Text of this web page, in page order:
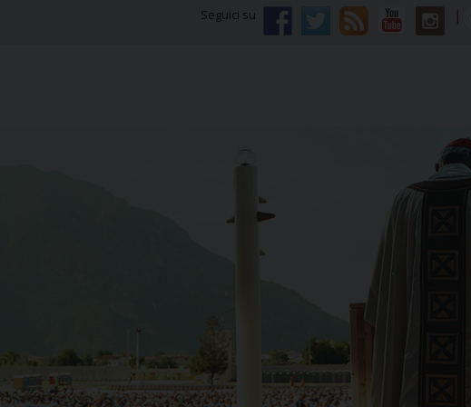
Seguici su